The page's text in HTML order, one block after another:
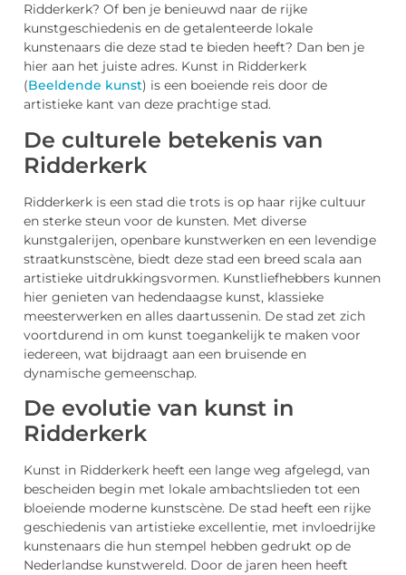
Ridderkerk? Of ben je benieuwd naar de rijke
kunstgeschiedenis en de getalenteerde lokale
kunstenaars die deze stad te bieden heeft? Dan ben je
hier aan het juiste adres. Kunst in Ridderkerk
(Beeldende kunst) is een boeiende reis door de
artistieke kant van deze prachtige stad.
De culturele betekenis van
Ridderkerk
Ridderkerk is een stad die trots is op haar rijke cultuur
en sterke steun voor de kunsten. Met diverse
kunstgalerijen, openbare kunstwerken en een levendige
straatkunstscène, biedt deze stad een breed scala aan
artistieke uitdrukkingsvormen. Kunstliefhebbers kunnen
hier genieten van hedendaagse kunst, klassieke
meesterwerken en alles daartussenin. De stad zet zich
voortdurend in om kunst toegankelijk te maken voor
iedereen, wat bijdraagt aan een bruisende en
dynamische gemeenschap.
De evolutie van kunst in
Ridderkerk
Kunst in Ridderkerk heeft een lange weg afgelegd, van
bescheiden begin met lokale ambachtslieden tot een
bloeiende moderne kunstscène. De stad heeft een rijke
geschiedenis van artistieke excellentie, met invloedrijke
kunstenaars die hun stempel hebben gedrukt op de
Nederlandse kunstwereld. Door de jaren heen heeft